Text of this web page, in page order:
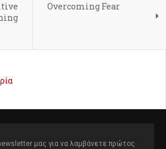
Overcoming Fear
μας για να λαμβάνετε πρώτος